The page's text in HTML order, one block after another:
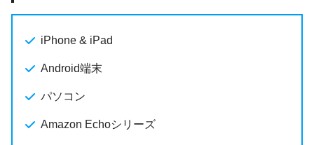
iPhone & iPad
Android端末
パソコン
Amazon Echoシリーズ